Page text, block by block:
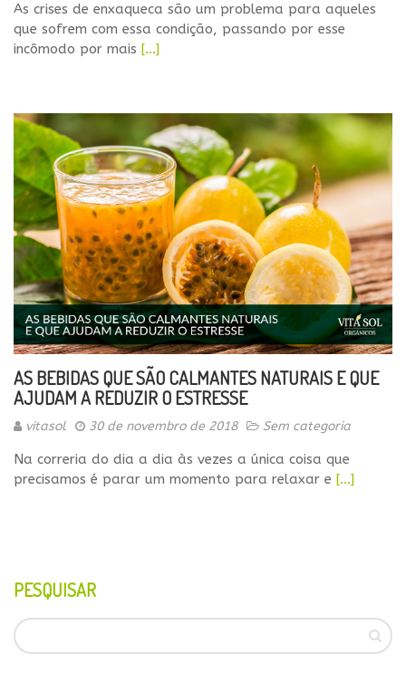
As crises de enxaqueca são um problema para aqueles
que sofrem com essa condição, passando por esse
incômodo por mais […]
AS BEBIDAS QUE SÃO CALMANTES NATURAIS E QUE
AJUDAM A REDUZIR O ESTRESSE
vitasol 30 de novembro de 2018 Sem categoria
Na correria do dia a dia às vezes a única coisa que
precisamos é parar um momento para relaxar e […]
PESQUISAR